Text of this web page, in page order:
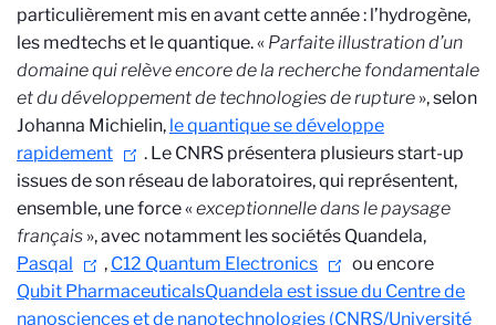
particulièrement mis en avant cette année : l’hydrogène,
les medtechs et le quantique. « Parfaite illustration d’un
domaine qui relève encore de la recherche fondamentale
et du développement de technologies de rupture », selon
Johanna Michielin, le quantique se développe
rapidement
. Le CNRS présentera plusieurs start-up
issues de son réseau de laboratoires, qui représentent,
ensemble, une force «exceptionnelle dans le paysage
français », avec notamment les sociétés Quandela,
Pasqal
, C12 Quantum Electronics
ou encore
Qubit PharmaceuticalsQuandela est issue du Centre de
nanosciences et de nanotechnologies (CNRS/Université